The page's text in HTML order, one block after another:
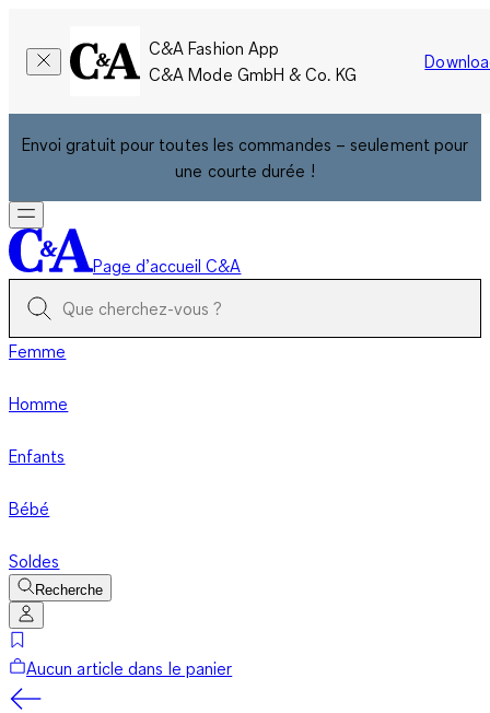
C&A Fashion App
C&A Mode GmbH & Co. KG
Envoi gratuit pour toutes les commandes – seulement pour
une courte durée !
Page d’accueil C&A
Femme
Homme
Enfants
Bébé
Soldes
Recherche
Aucun article dans le panier